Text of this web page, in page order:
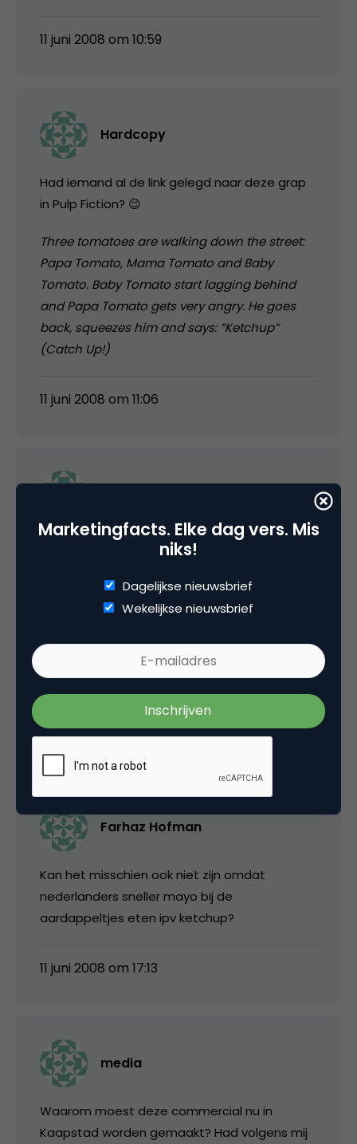
11 juni 2008 om 10:59
Hardcopy
Had iemand al de link gelegd naar deze grap
in Pulp Fiction? 😉
Three tomatoes are walking down the street:
Papa Tomato, Mama Tomato and Baby
Tomato. Baby Tomato start lagging behind
and Papa Tomato gets very angry. He goes
back, squeezes him and says: “Ketchup”
(Catch Up!)
11 juni 2008 om 11:06
“Wellicht is deze commercial voor de
Hij is wel leuk gemaakt verder, maar een
beetje aan de zoete kant…
11 juni 2008 om 13:35
Farhaz Hofman
Kan het misschien ook niet zijn omdat
nederlanders sneller mayo bij de
aardappeltjes eten ipv ketchup?
11 juni 2008 om 17:13
media
Waarom moest deze commercial nu in
Kaapstad worden gemaakt? Had volgens mij
Marketingfacts. Elke dag vers. Mis
niks!
Dagelijkse nieuwsbrief
Wekelijkse nieuwsbrief